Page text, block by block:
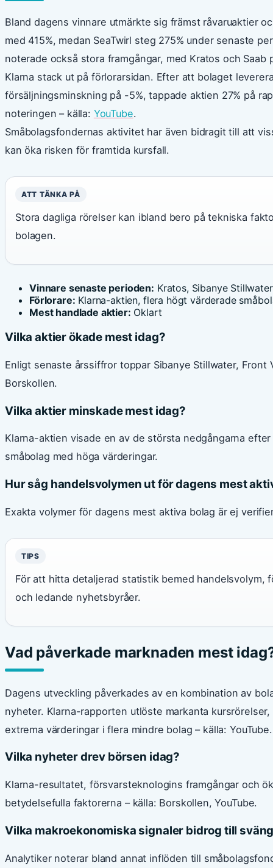
Bland dagens vinnare utmärkte sig främst råvaruaktier
med 415%, medan SeaTwirl steg 275% under senaste
noterade också stora framgångar, med Kratos och
Klarna stack ut på förlorarsidan. Efter att bolaget
försäljningsminskning på -5%, tappade aktien 27% på
noteringen – källa: YouTube.
Småbolagsfondernas aktivitet har även bidragit till att
kan öka risken för framtida kursfall.
ATT TÄNKA PÅ
Stora dagliga rörelser kan ibland bero på tekniska
bolagen.
Vinnare senaste perioden: Kratos, Sibanye
Förlorare: Klarna-aktien, flera högt värderade
Mest handlade aktier: Oklart
Vilka aktier ökade mest idag?
Enligt senaste årssiffror toppar Sibanye Stillwater, Front
Borskollen.
Vilka aktier minskade mest idag?
Klarna-aktien visade en av de största nedgångarna
småbolag med höga värderingar.
Hur såg handelsvolymen ut för dagens mest
Exakta volymer för dagens mest aktiva bolag är ej
TIPS
För att hitta detaljerad statistik bemed handelsvolym,
och ledande nyhetsbyråer.
Vad påverkade marknaden mest
Dagens utveckling påverkades av en kombination av
nyheter. Klarna-rapporten utlöste markanta
extrema värderingar i flera mindre bolag – källa: YouTube.
Vilka nyheter drev börsen idag?
Klarna-resultatet, försvarsteknologins framgångar och
betydelsefulla faktorerna – källa: Borskollen, YouTube.
Vilka makroekonomiska signaler bidrog till
Analytiker noterar bland annat inflöden till